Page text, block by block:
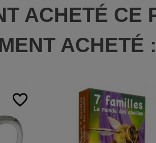
ACHETÉ CE
ACHETÉ :
favorite_border